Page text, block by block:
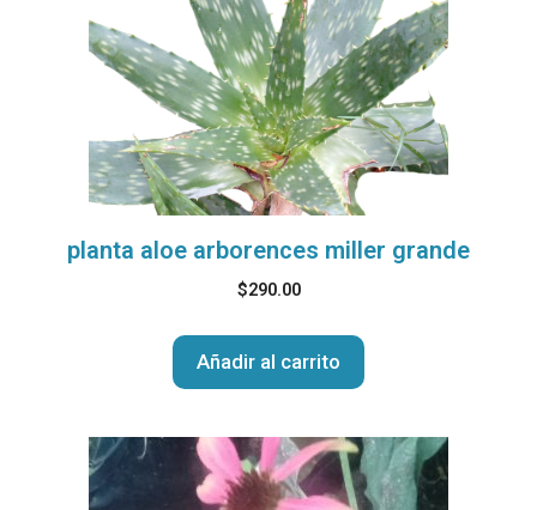
planta aloe arborences miller grande
$290.00
Añadir al carrito